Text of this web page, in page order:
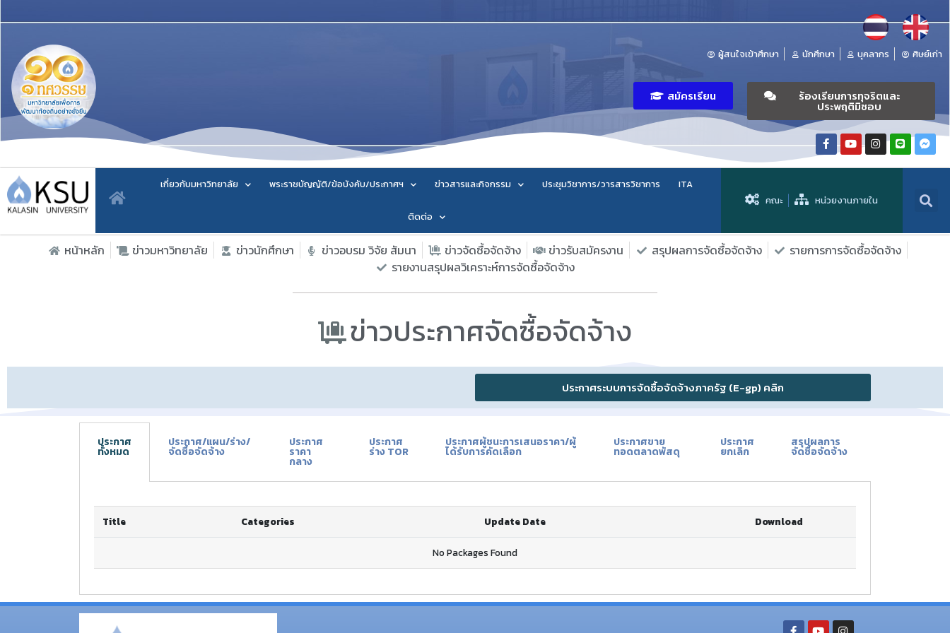
ผู้สนใจเข้าศึกษา นักศึกษา บุคลากร ศิษย์เก่า
สมัครเรียน ร้องเรียนการทุจริตและ
ประพฤติมิชอบ
เกี่ยวกับมหาวิทยาลัย พระราชบัญญัติ/ข้อบังคับ/ประกาศฯ ข่าวสารและกิจกรรม ประชุมวิชาการ/วารสารวิชาการ ITA
ติดต่อ
คณะ หน่วยงานภายใน
หน้าหลัก ข่าวมหาวิทยาลัย ข่าวนักศึกษา ข่าวอบรม วิจัย สัมนา ข่าวจัดซื้อจัดจ้าง ข่าวรับสมัครงาน สรุปผลการจัดซื้อจัดจ้าง
รายการการจัดซื้อจัดจ้าง
รายงานสรุปผลวิเคราะห์การจัดซื้อจัดจ้าง
ข่าวประกาศจัดซื้อจัดจ้าง​
ประกาศระบบการจัดซื้อจัดจ้างภาครัฐ (E-gp) คลิก
ประกาศ
ทั้งหมด
ประกาศ/แผน/ร่าง/
จัดซื้อจัดจ้าง
ประกาศ
ราคา
กลาง
ประกาศ
ร่าง TOR
ประกาศผู้ชนะการเสนอราคา/ผู้
ได้รับการคัดเลือก
ประกาศขาย
ทอดตลาดพัสดุ
ประกาศ
ยกเลิก
สรุปผลการ
จัดซื้อจัดจ้าง
Title Categories Update Date Download
No Packages Found